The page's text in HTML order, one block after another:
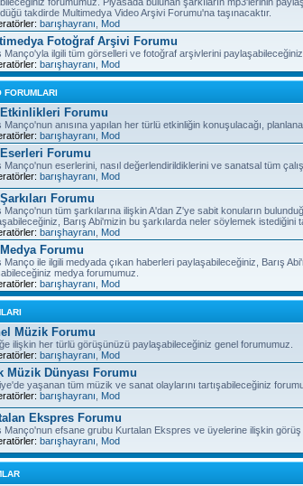
takdirde Multimedya Video Arşivi Forumu'na taşınacaktır.
barışhayranı Mod
Fotoğraf Arşivi Forumu
Manço'yla ilgili tüm görselleri ve fotoğraf arşivlerini
barışhayranı Mod
FORUMLARI
Etkinlikleri Forumu
Manço'nun anısına yapılan her türlü etkinliğin konuşulacağı,
barışhayranı Mod
Forumu
Manço'nun eserlerini, nasıl değerlendirildiklerini ve sanatsal tüm
barışhayranı Mod
Forumu
Manço'nun tüm şarkılarına ilişkin A'dan Z'ye sabit konuların
Barış Abi'mizin bu şarkılarda neler söylemek istediğini
barışhayranı Mod
Forumu
Manço ile ilgili medyada çıkan haberleri paylaşabileceğiniz, Barış
medya forumumuz.
barışhayranı Mod
Müzik Forumu
ilişkin her türlü görüşünüzü paylaşabileceğiniz genel forumumuz.
barışhayranı Mod
Müzik Dünyası Forumu
yaşanan tüm müzik ve sanat olaylarını tartışabileceğiniz
barışhayranı Mod
Ekspres Forumu
Manço'nun efsane grubu Kurtalan Ekspres ve üyelerine ilişkin
barışhayranı Mod